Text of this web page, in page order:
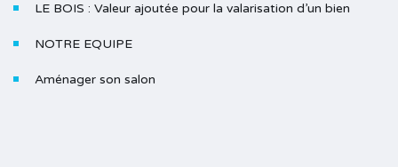
LE BOIS : Valeur ajoutée pour la valarisation d’un bien
NOTRE EQUIPE
Aménager son salon